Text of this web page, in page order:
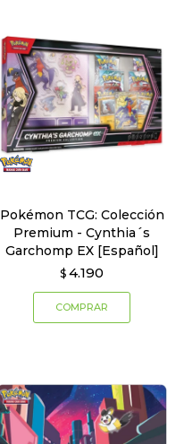
Pokémon TCG: Colección
Premium - Cynthia´s
Garchomp EX [Español]
$ 4.190